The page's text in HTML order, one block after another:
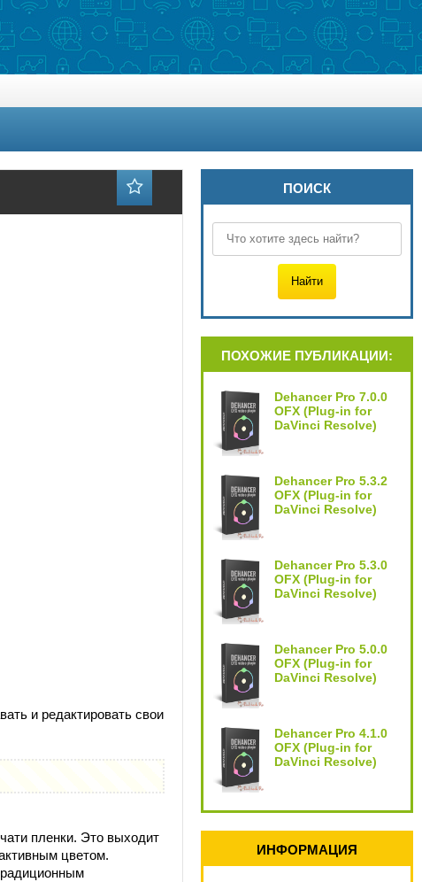
и редактировать свои
пленки. Это выходит
цветом.
ПОИСК
ПОХОЖИЕ ПУБЛИКАЦИИ:
Dehancer Pro 7.0.0
OFX (Plug-in for
DaVinci Resolve)
Dehancer Pro 5.3.2
OFX (Plug-in for
DaVinci Resolve)
Dehancer Pro 5.3.0
OFX (Plug-in for
DaVinci Resolve)
Dehancer Pro 5.0.0
OFX (Plug-in for
DaVinci Resolve)
Dehancer Pro 4.1.0
OFX (Plug-in for
DaVinci Resolve)
ИНФОРМАЦИЯ